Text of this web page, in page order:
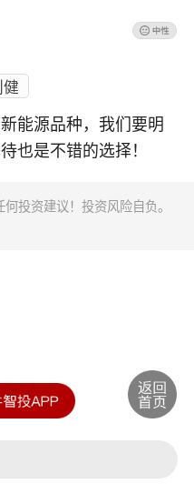
能源品种，我们要明
也是不错的选择！
投资建议！投资风险自负。